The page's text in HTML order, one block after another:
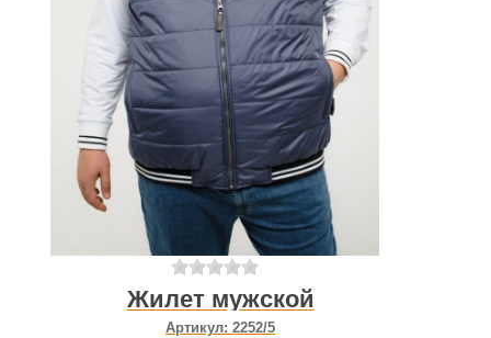
Жилет мужской
Артикул: 2252/5